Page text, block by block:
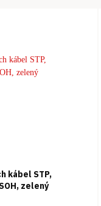
kábel STP,
zelený